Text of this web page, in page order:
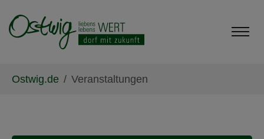
Ostwig.de Veranstaltungen